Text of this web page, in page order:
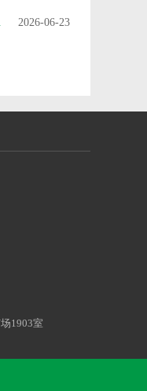
衡珠 2026-06-23
1903室